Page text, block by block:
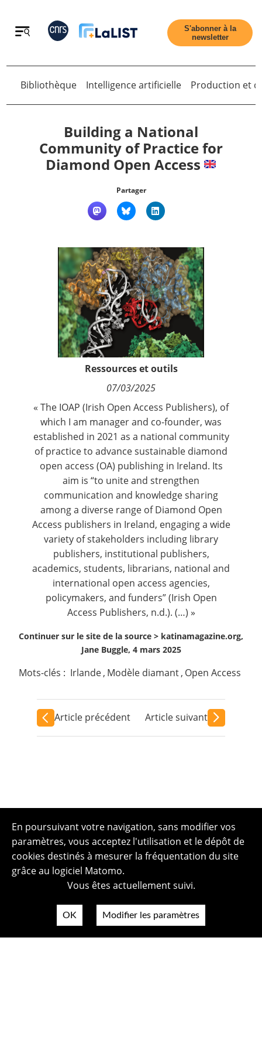
Retour
Nous suivre
S'abonner à la
newsletter
Retour
Bibliothèque Intelligence artificielle Production et
Building a National
Community of Practice for
Diamond Open Access
Partager
Ressources et outils
07/03/2025
« The IOAP (Irish Open Access Publishers), of
which I am manager and co-founder, was
established in 2021 as a national community
of practice to advance sustainable diamond
open access (OA) publishing in Ireland. Its
aim is “to unite and strengthen
communication and knowledge sharing
among a diverse range of Diamond Open
Access publishers in Ireland, engaging a wide
variety of stakeholders including library
publishers, institutional publishers,
academics, students, librarians, national and
international open access agencies,
policymakers, and funders” (Irish Open
Access Publishers, n.d.). (…) »
Continuer sur le site de la source > katinamagazine.org,
Jane Buggle, 4 mars 2025
Mots-clés : Irlande, Modèle diamant, Open Access
Article précédent Article suivant
En poursuivant votre navigation, sans modifier vos
paramètres, vous acceptez l'utilisation et le dépôt de
cookies destinés à mesurer la fréquentation du site
grâce au logiciel Matomo.
Vous êtes actuellement suivi.
OK Modifier les paramètres